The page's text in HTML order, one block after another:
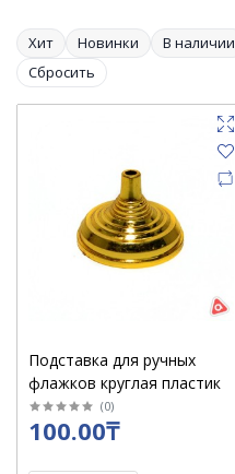
Хит Новинки В наличии
Сбросить
Подставка для ручных
флажков круглая пластик
(0)
100.00₸